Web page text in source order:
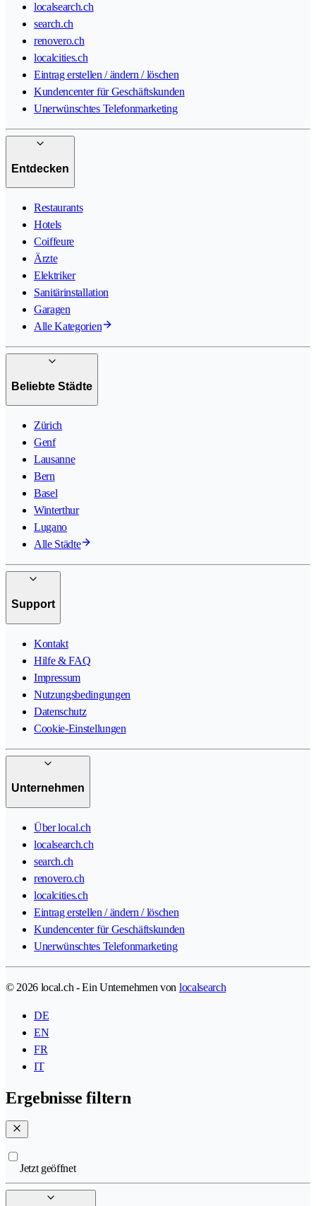
localsearch.ch
search.ch
renovero.ch
localcities.ch
Eintrag erstellen / ändern / löschen
Kundencenter für Geschäftskunden
Unerwünschtes Telefonmarketing
Entdecken
Restaurants
Hotels
Coiffeure
Ärzte
Elektriker
Sanitärinstallation
Garagen
Alle Kategorien
Beliebte Städte
Zürich
Genf
Lausanne
Bern
Basel
Winterthur
Lugano
Alle Städte
Support
Kontakt
Hilfe & FAQ
Impressum
Nutzungsbedingungen
Datenschutz
Cookie-Einstellungen
Unternehmen
Über local.ch
localsearch.ch
search.ch
renovero.ch
localcities.ch
Eintrag erstellen / ändern / löschen
Kundencenter für Geschäftskunden
Unerwünschtes Telefonmarketing
© 2026 local.ch - Ein Unternehmen von localsearch
DE
EN
FR
IT
Ergebnisse filtern
Jetzt geöffnet